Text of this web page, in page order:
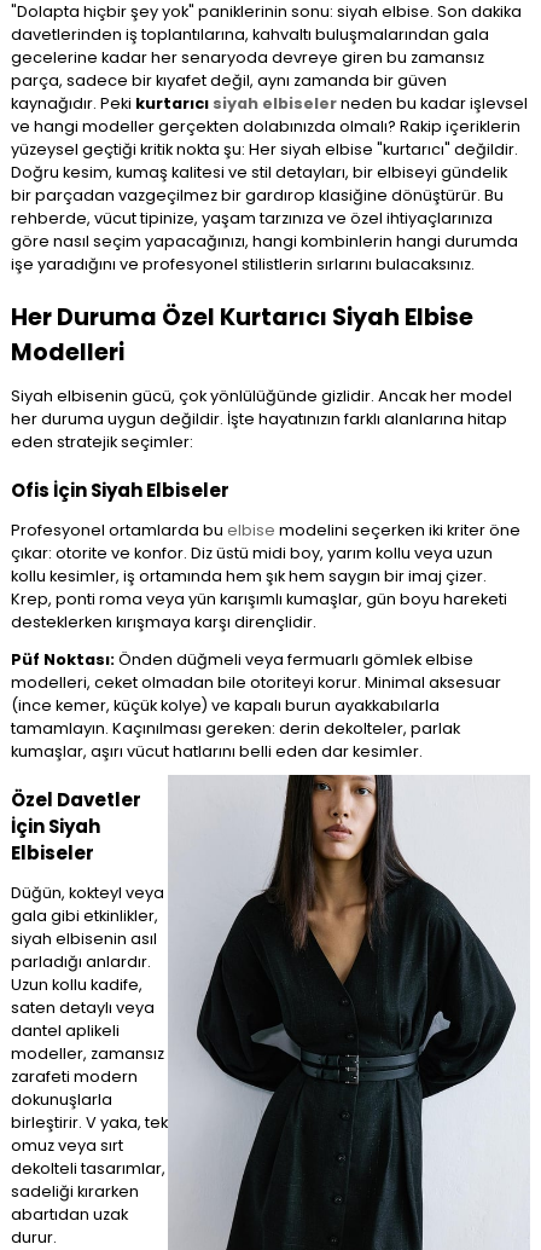
"Dolapta hiçbir şey yok" paniklerinin sonu: siyah elbise. Son dakika
davetlerinden iş toplantılarına, kahvaltı buluşmalarından gala
gecelerine kadar her senaryoda devreye giren bu zamansız
parça, sadece bir kıyafet değil, aynı zamanda bir güven
kaynağıdır. Peki kurtarıcı siyah elbiselerneden bu kadar işlevsel
ve hangi modeller gerçekten dolabınızda olmalı? Rakip içeriklerin
yüzeysel geçtiği kritik nokta şu: Her siyah elbise "kurtarıcı" değildir.
Doğru kesim, kumaş kalitesi ve stil detayları, bir elbiseyi gündelik
bir parçadan vazgeçilmez bir gardırop klasiğine dönüştürür. Bu
rehberde, vücut tipinize, yaşam tarzınıza ve özel ihtiyaçlarınıza
göre nasıl seçim yapacağınızı, hangi kombinlerin hangi durumda
işe yaradığını ve profesyonel stilistlerin sırlarını bulacaksınız.
Her Duruma Özel Kurtarıcı Siyah Elbise
Modelleri
Siyah elbisenin gücü, çok yönlülüğünde gizlidir. Ancak her model
her duruma uygun değildir. İşte hayatınızın farklı alanlarına hitap
eden stratejik seçimler:
Ofis İçin Siyah Elbiseler
Profesyonel ortamlarda bu elbise modelini seçerken iki kriter öne
çıkar: otorite ve konfor. Diz üstü midi boy, yarım kollu veya uzun
kollu kesimler, iş ortamında hem şık hem saygın bir imaj çizer.
Krep, ponti roma veya yün karışımlı kumaşlar, gün boyu hareketi
desteklerken kırışmaya karşı dirençlidir.
Püf Noktası:Önden düğmeli veya fermuarlı gömlek elbise
modelleri, ceket olmadan bile otoriteyi korur. Minimal aksesuar
(ince kemer, küçük kolye) ve kapalı burun ayakkabılarla
tamamlayın. Kaçınılması gereken: derin dekolteler, parlak
kumaşlar, aşırı vücut hatlarını belli eden dar kesimler.
Özel Davetler
İçin Siyah
Elbiseler
Düğün, kokteyl veya
gala gibi etkinlikler,
siyah elbisenin asıl
parladığı anlardır.
Uzun kollu kadife,
saten detaylı veya
dantel aplikeli
modeller, zamansız
zarafeti modern
dokunuşlarla
birleştirir. V yaka, tek
omuz veya sırt
dekolteli tasarımlar,
sadeliği kırarken
abartıdan uzak
durur.